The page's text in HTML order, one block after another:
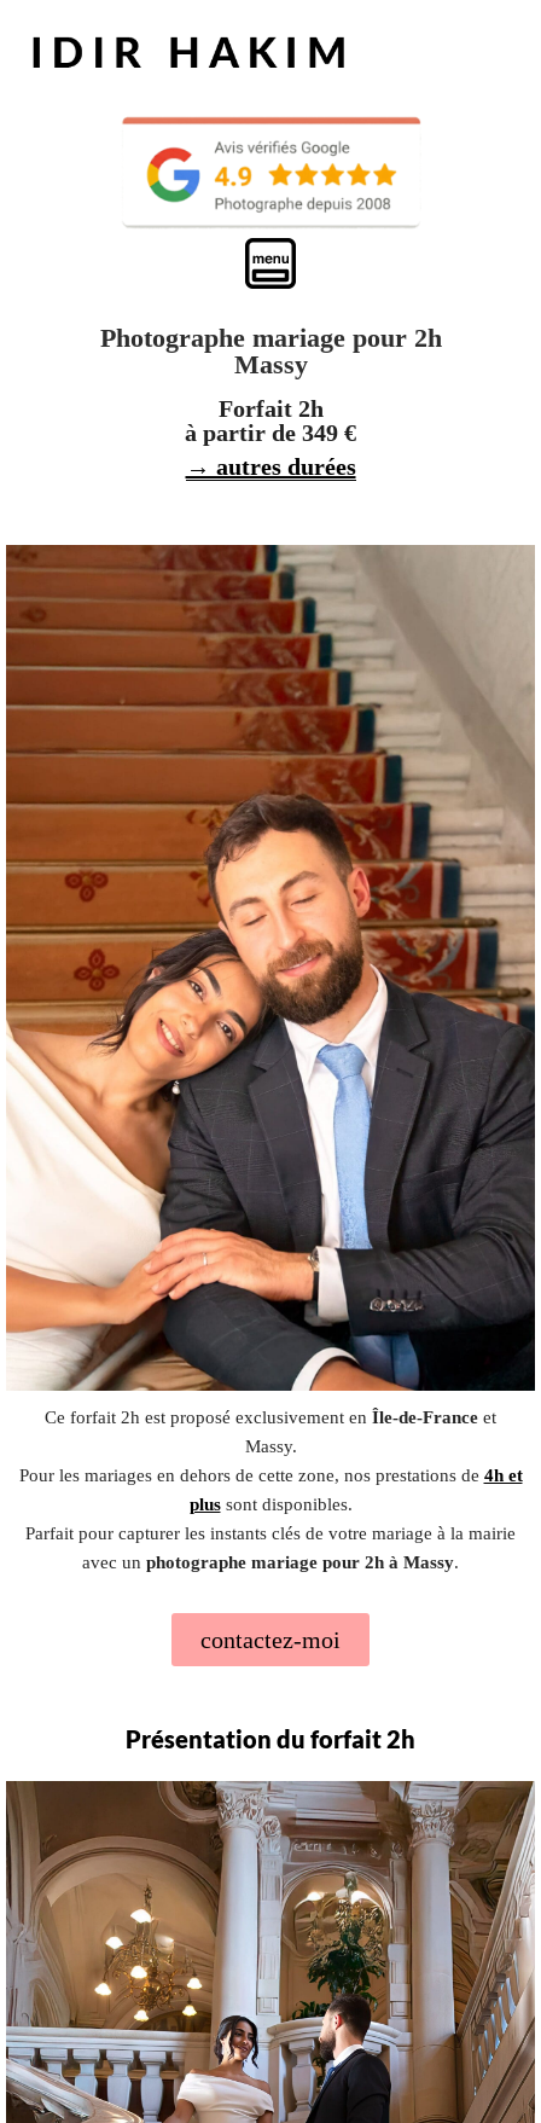
Photographe mariage pour 2h
Massy
Forfait 2h
à partir de 349 €
→ autres durées
Ce forfait 2h est proposé exclusivement en Île-de-France et
Massy.
Pour les mariages en dehors de cette zone, nos prestations de 4h et
plussont disponibles.
Parfait pour capturer les instants clés de votre mariage à la mairie
avec un photographe mariage pour 2h à Massy.
contactez-moi
Présentation du forfait 2h